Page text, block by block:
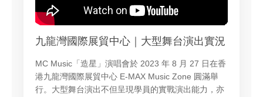
九龍灣國際展貿中心｜大型舞台演出實況
MC Music「造星」演唱會於 2023 年 8 月 27 日在香
港九龍灣國際展貿中心 E‑MAX Music Zone 圓滿舉
行。大型舞台演出不但呈現學員的實戰演出能力，亦